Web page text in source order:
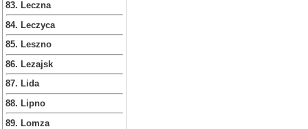
83. Leczna
84. Leczyca
85. Leszno
86. Lezajsk
87. Lida
88. Lipno
89. Lomza